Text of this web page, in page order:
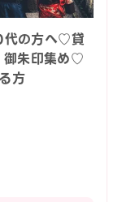
の方へ♡貸
御朱印集め♡
方